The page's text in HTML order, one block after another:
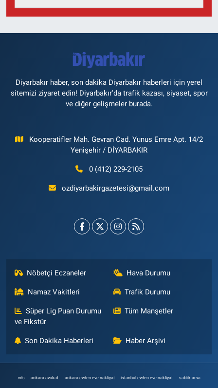
Diyarbakır haber, son dakika Diyarbakır haberleri için yerel
sitemizi ziyaret edin! Diyarbakır'da trafik kazası, siyaset, spor
ve diğer gelişmeler burada.
Kooperatifler Mah. Gevran Cad. Yunus Emre Apt. 14/2
Yenişehir / DİYARBAKIR
0 (412) 229-2105
ozdiyarbakirgazetesi@gmail.com
Nöbetçi Eczaneler Hava Durumu
Namaz Vakitleri Trafik Durumu
Süper Lig Puan Durumu
ve Fikstür
Tüm Manşetler
Son Dakika Haberleri Haber Arşivi
vds ankara avukat ankara evden eve nakliyat istanbul evden eve nakliyat satılık arsa